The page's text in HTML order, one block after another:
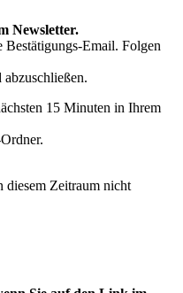
Newsletter.
Email. Folgen
15 Minuten in Ihrem
diesem Zeitraum nicht